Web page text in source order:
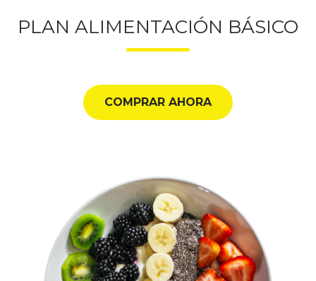
PLAN ALIMENTACIÓN BÁSICO
COMPRAR AHORA